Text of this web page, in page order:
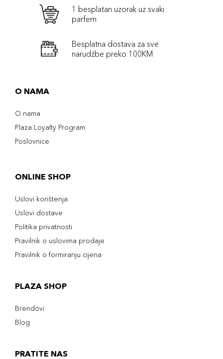
1 besplatan uzorak uz svaki
parfem
Besplatna dostava za sve
narudźbe preko 100KM
O NAMA
O nama
Plaza Loyalty Program
Poslovnice
ONLINE SHOP
Uslovi korištenja
Uslovi dostave
Politika privatnosti
Pravilnik o uslovima prodaje
Pravilnik o formiranju cijena
PLAZA SHOP
Brendovi
Blog
PRATITE NAS